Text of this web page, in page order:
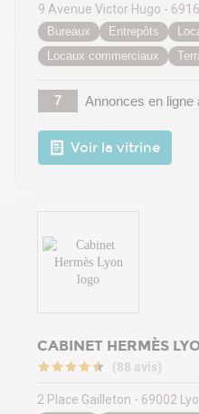
9 Avenue Victor Hugo -
Bureaux Entrepôts
Locaux commerciaux
7 Annonces en ligne
Voir la vitrine
CABINET HERMÈS
(88 avis)
2 Place Gailleton - 69002